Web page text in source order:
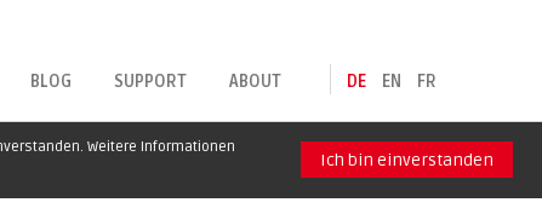
DE EN FR
BLOG SUPPORT ABOUT
Weitere Informationen
Ich bin einverstanden